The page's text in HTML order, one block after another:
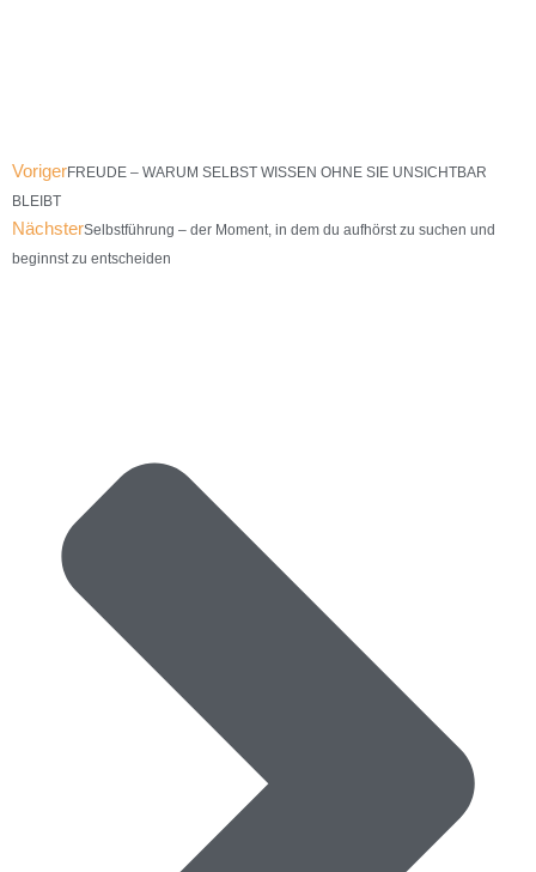
VorigerFREUDE – WARUM SELBST WISSEN OHNE SIE UNSICHTBAR
BLEIBT
NächsterSelbstführung – der Moment, in dem du aufhörst zu suchen und
beginnst zu entscheiden